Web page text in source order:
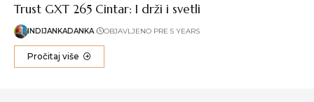
Trust GXT 265 Cintar: I drži i svetli
INDIJANKADANKA OBJAVLJENO PRE 5 YEARS
Pročitaj više